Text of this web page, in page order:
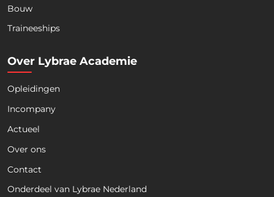
Bouw
Traineeships
Over Lybrae Academie
Opleidingen
Incompany
Actueel
Over ons
Contact
Onderdeel van Lybrae Nederland
Telefoon